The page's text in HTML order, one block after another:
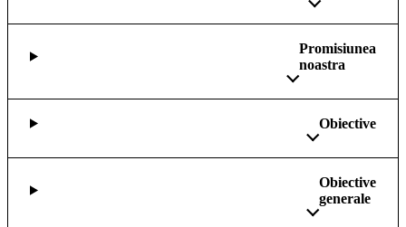
Promisiunea
noastra
Obiective
Obiective
generale